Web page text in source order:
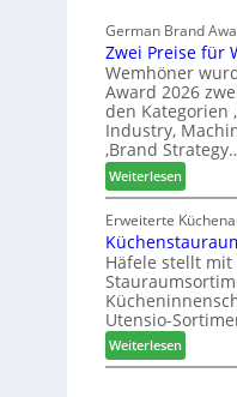
t
Z
u
k
u
n
f
t
s
t
F
ü
h
r
u
n
g
a
n
v
e
d
i
u
n
d
H
u
b
t
e
x
s
t
e
German Brand
Zwei Preise für
Wemhöner
Award 2026
den Kategorien
Industry,
‚Brand
Weiterlesen:
Z
w
e
i
P
r
e
i
s
Erweiterte
Häfele stellt mit
Utensio-
Weiterlesen:
K